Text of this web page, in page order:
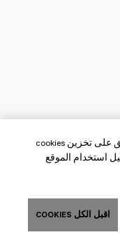
بالنقر فوق «قبول الكل Cookies»، فإنك توافق على تخزين cookies
استخدام الموقع
اقبل الكل COOKIES